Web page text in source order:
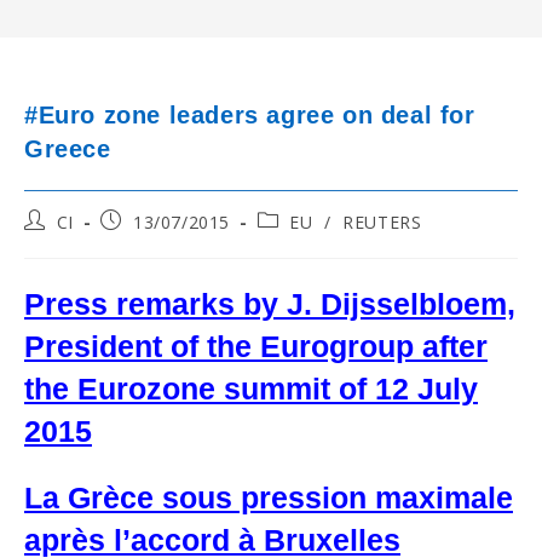
#Euro zone leaders agree on deal for
Greece
PostCI
Post13/07/2015
PostEU / REUTERS
Press remarks by J. Dijsselbloem,
President of the Eurogroup after
the Eurozone summit of 12 July
2015
La Grèce sous pression maximale
après l’accord à Bruxelles